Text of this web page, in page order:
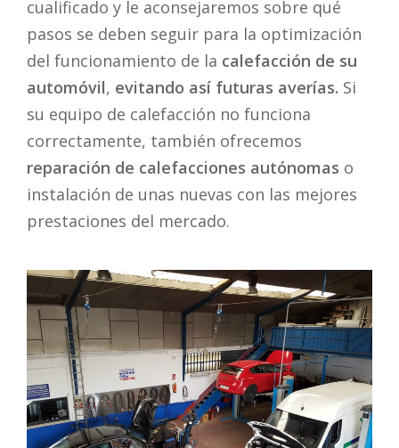
cualificado y le aconsejaremos sobre qué
pasos se deben seguir para la optimización
del funcionamiento de la calefacción de su
automóvil, evitando así futuras averías. Si
su equipo de calefacción no funciona
correctamente, también ofrecemos
reparación de calefacciones autónomas o
instalación de unas nuevas con las mejores
prestaciones del mercado.